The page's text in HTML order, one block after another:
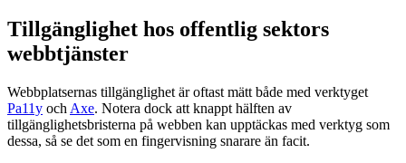
Tillgänglighet hos offentlig sektors
webbtjänster
Webbplatsernas tillgänglighet är oftast mätt både med verktyget
Pa11y och Axe. Notera dock att knappt hälften av
tillgänglighetsbristerna på webben kan upptäckas med verktyg som
dessa, så se det som en fingervisning snarare än facit.